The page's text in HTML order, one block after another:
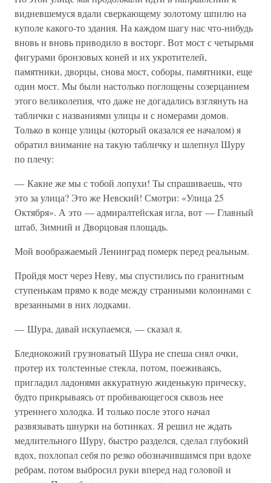
видневшемуся вдали сверкающему золотому шпилю на
куполе какого-то здания. На каждом шагу нас что-нибудь
вновь и вновь приводило в восторг. Вот мост с четырьмя
фигурами бронзовых коней и их укротителей,
памятники, дворцы, снова мост, соборы, памятники, еще
один мост. Мы были настолько поглощены созерцанием
этого великолепия, что даже не догадались взглянуть на
таблички с названиями улицы и с номерами домов.
Только в конце улицы (который оказался ее началом) я
обратил внимание на такую табличку и шлепнул Шуру
по плечу:
— Какие же мы с тобой лопухи! Ты спрашиваешь, что
это за улица? Это же Невский! Смотри: «Улица 25
Октября». А это — адмиралтейская игла, вот — Главный
штаб, Зимний и Дворцовая площадь.
Мой воображаемый Ленинград померк перед реальным.
Пройдя мост через Неву, мы спустились по гранитным
ступенькам прямо к воде между странными колоннами с
врезанными в них лодками.
— Шура, давай искупаемся, — сказал я.
Бледнокожий грузноватый Шура не спеша снял очки,
протер их толстенные стекла, потом, поеживаясь,
пригладил ладонями аккуратную жиденькую прическу,
будто прикрываясь от пробивающегося сквозь нее
утреннего холодка. И только после этого начал
развязывать шнурки на ботинках. Я решил не ждать
медлительного Шуру, быстро разделся, сделал глубокий
вдох, похлопал себя по резко обозначившимся при вдохе
ребрам, потом выбросил руки вперед над головой и